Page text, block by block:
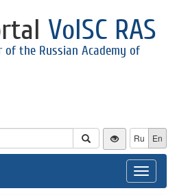
VolSC RAS
of the Russian Academy of
Ru En
Toggle